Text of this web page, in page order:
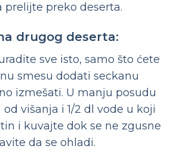
prelijte preko deserta.
drugog deserta:
sve isto, samo što ćete
smesu dodati seckanu
izmešati. U manju posudu
od višanja i 1/2 dl vode u koji
i kuvajte dok se ne zgusne
da se ohladi.